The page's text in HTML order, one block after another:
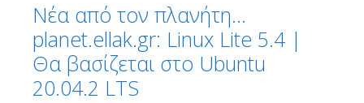
Νέα από τον πλανήτη…
planet.ellak.gr: Linux Lite 5.4 |
Θα βασίζεται στο Ubuntu
20.04.2 LTS